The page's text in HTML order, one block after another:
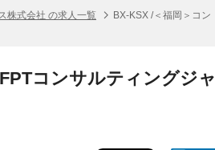
株式会社 の求人一覧
BX-KSX /＜福岡＞コン
コンサルティングジャ